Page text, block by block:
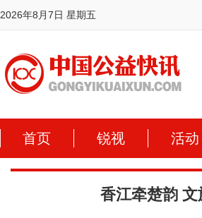
2026年8月7日 星期五
首页 锐视 活动
香江牵楚韵